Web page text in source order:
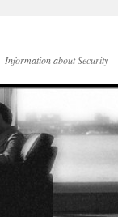
Information about Security